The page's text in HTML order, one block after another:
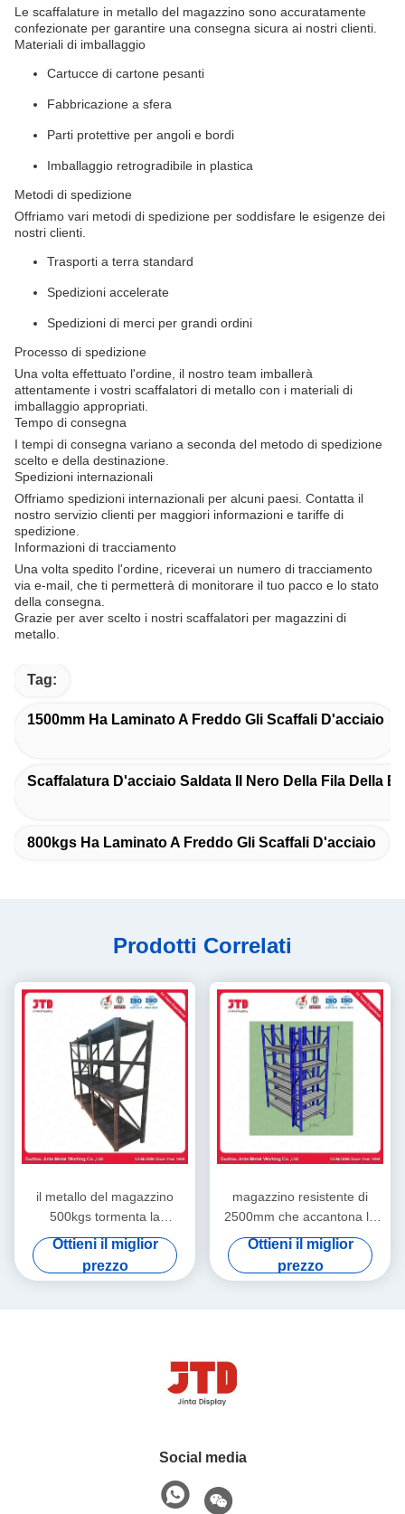
Le scaffalature in metallo del magazzino sono accuratamente
confezionate per garantire una consegna sicura ai nostri clienti.
Materiali di imballaggio
Cartucce di cartone pesanti
Fabbricazione a sfera
Parti protettive per angoli e bordi
Imballaggio retrogradibile in plastica
Metodi di spedizione
Offriamo vari metodi di spedizione per soddisfare le esigenze dei
nostri clienti.
Trasporti a terra standard
Spedizioni accelerate
Spedizioni di merci per grandi ordini
Processo di spedizione
Una volta effettuato l'ordine, il nostro team imballerà
attentamente i vostri scaffalatori di metallo con i materiali di
imballaggio appropriati.
Tempo di consegna
I tempi di consegna variano a seconda del metodo di spedizione
scelto e della destinazione.
Spedizioni internazionali
Offriamo spedizioni internazionali per alcuni paesi. Contatta il
nostro servizio clienti per maggiori informazioni e tariffe di
spedizione.
Informazioni di tracciamento
Una volta spedito l'ordine, riceverai un numero di tracciamento
via e-mail, che ti permetterà di monitorare il tuo pacco e lo stato
della consegna.
Grazie per aver scelto i nostri scaffalatori per magazzini di
metallo.
Tag:
1500mm Ha Laminato A Freddo Gli Scaffali D'acciaio
Scaffalatura D'acciaio Saldata Il Nero Della Fila Della
800kgs Ha Laminato A Freddo Gli Scaffali D'acciaio
Prodotti Correlati
il metallo del magazzino
500kgs tormenta la
scaffalatura d'acciaio saldata
il nero della fila della BV 4
Ottieni il miglior
prezzo
magazzino resistente di
2500mm che accantona la
scaffalatura commerciale
della fila 2000kgs 6
Ottieni il miglior
prezzo
Social media